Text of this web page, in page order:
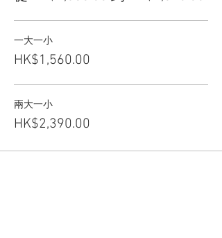
一大一小
HK$1,560.00
兩大一小
HK$2,390.00